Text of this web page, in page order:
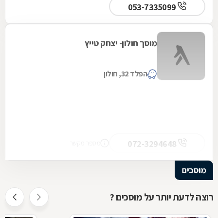
מוסך חולון- יצחק טייץ
הפלד 32, חולון
מוסכים
רוצה לדעת יותר על מוסכים ?